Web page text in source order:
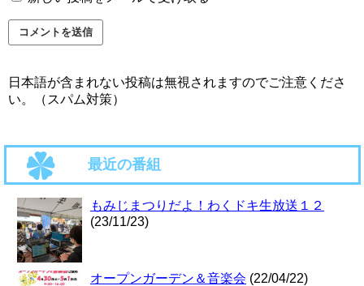
日本語が含まれない投稿は無視されますのでご注意くださ
い。（スパム対策）
最近の番組
もみじまつりだよ！わくドキ生放送１２
(23/11/23)
オープンガーデン＆音楽会 (22/04/22)